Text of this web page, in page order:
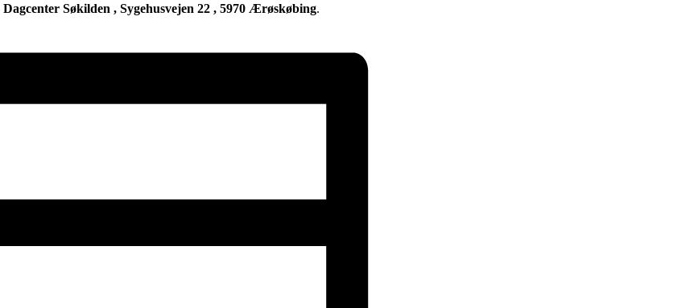
Dagcenter Søkilden , Sygehusvejen 22 , 5970 Ærøskøbing.